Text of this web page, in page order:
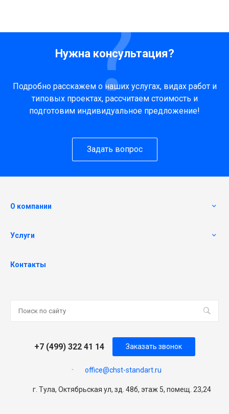
Нужна консультация?
Подробно расскажем о наших услугах, видах работ и
типовых проектах, рассчитаем стоимость и
подготовим индивидуальное предложение!
Задать вопрос
О компании
Услуги
Контакты
+7 (499) 322 41 14
office@chst-standart.ru
Заказать звонок
г. Тула, Октябрьская ул, зд. 48б, этаж 5, помещ. 23,24